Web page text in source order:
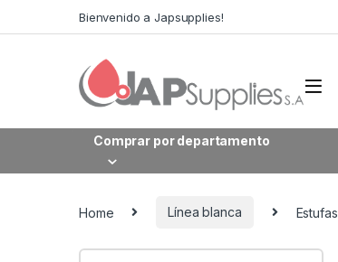
Bienvenido a Japsupplies!
Comprar por departamento
Home Línea blanca Estufas